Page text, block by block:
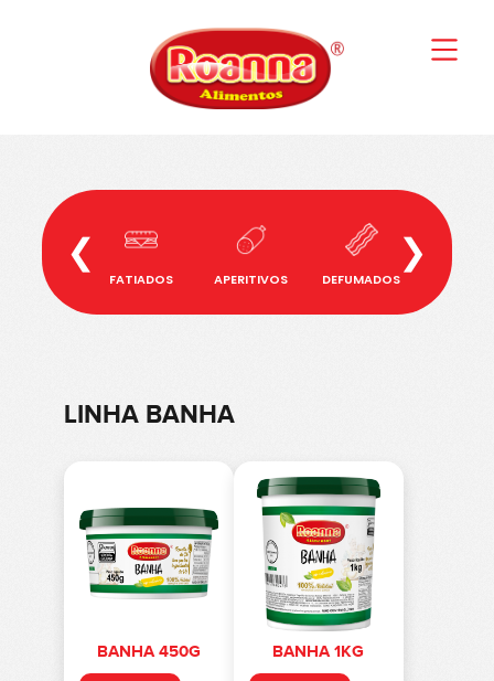
❮
FATIADOS APERITIVOS DEFUMADOS BANHA
❯
LINHA BANHA
BANHA 450G
BANHA 1KG